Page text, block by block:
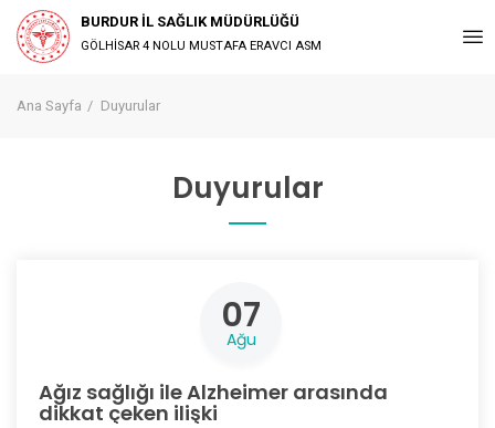
BURDUR İL SAĞLIK MÜDÜRLÜĞÜ
GÖLHİSAR 4 NOLU MUSTAFA ERAVCI ASM
Ana Sayfa Duyurular
Duyurular
07
Ağu
Ağız sağlığı ile Alzheimer arasında
dikkat çeken ilişki